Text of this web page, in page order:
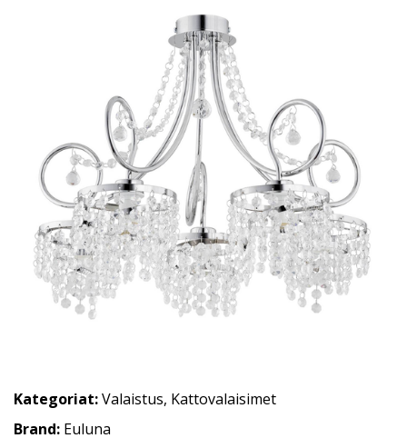
Kategoriat:Valaistus, Kattovalaisimet
Brand: Euluna